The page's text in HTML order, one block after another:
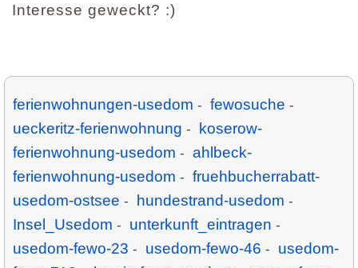
Interesse geweckt? :)
ferienwohnungen-usedom - fewosuche -
ueckeritz-ferienwohnung - koserow-
ferienwohnung-usedom - ahlbeck-
ferienwohnung-usedom - fruehbucherrabatt-
usedom-ostsee - hundestrand-usedom -
Insel_Usedom - unterkunft_eintragen -
usedom-fewo-23 - usedom-fewo-46 - usedom-